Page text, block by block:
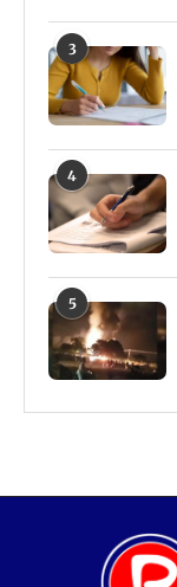
3
4
5